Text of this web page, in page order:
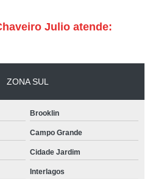
Julio atende:
ZONA SUL
Brooklin
Campo Grande
Cidade Jardim
Interlagos